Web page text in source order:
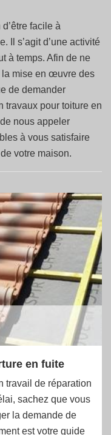
facile à
Il s’agit d’une activité
à temps. Afin de ne
la mise en œuvre des
de demander
travaux pour toiture en
nous appeler
à vous satisfaire
votre maison.
en fuite
travail de réparation
sachez que vous
la demande de
est votre guide